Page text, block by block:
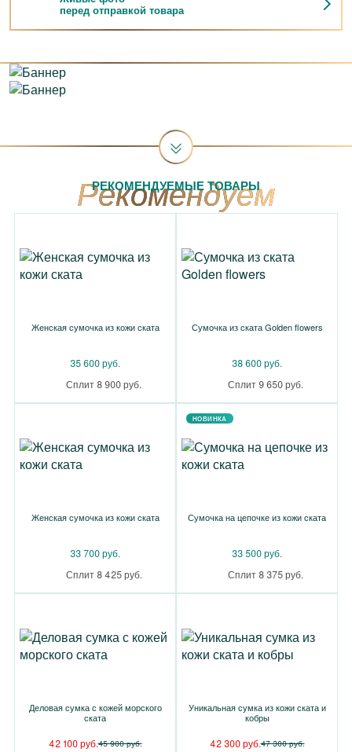
перед отправкой товара
РЕКОМЕНДУЕМЫЕ ТОВАРЫ
Женская сумочка из кожи ската
35 600 руб.
Сплит 8 900 руб.
Сумочка из ската Golden flowers
38 600 руб.
Сплит 9 650 руб.
Женская сумочка из кожи ската
33 700 руб.
Сплит 8 425 руб.
НОВИНКА
Сумочка на цепочке из кожи ската
33 500 руб.
Сплит 8 375 руб.
Деловая сумка с кожей морского
ската
42 100 руб.45 900 руб.
Уникальная сумка из кожи ската и
кобры
42 300 руб.47 300 руб.